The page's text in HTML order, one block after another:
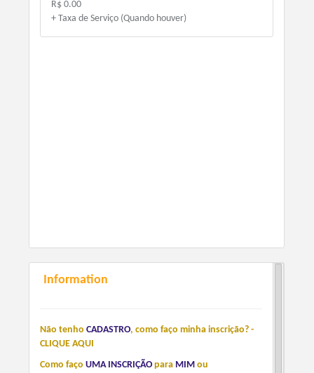
R$ 0.00
+ Taxa de Serviço (Quando houver)
Information
Não tenho CADASTRO, como faço minha inscrição? -
CLIQUE AQUI
Como faço UMA INSCRIÇÃO para MIM ou